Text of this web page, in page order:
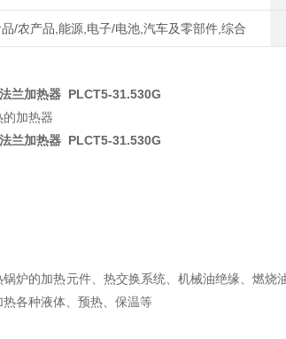
/农产品,能源,电子/电池,汽车及零部件,综合
兰加热器 PLCT5-31.530G
加热器
兰加热器 PLCT5-31.530G
炉的加热元件、热交换系统、机械油绝缘、燃
各种液体、预热、保温等